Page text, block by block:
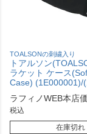
TOALSONの刺繍入り
トアルソン
ラケット ケース
Case) (1E000001)/
ラフィノWEB本店
税込
在庫切れ